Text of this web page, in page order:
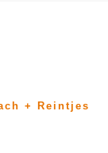
+ Reintjes